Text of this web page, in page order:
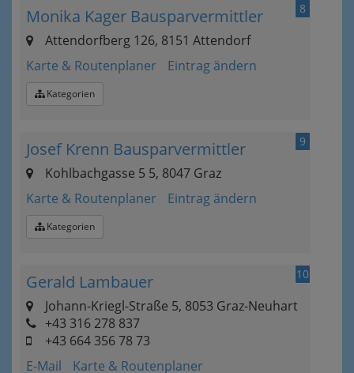
8
Monika Kager Bausparvermittler
Attendorfberg 126, 8151 Attendorf
Karte & Routenplaner
Eintrag ändern
Kategorien
9
Josef Krenn Bausparvermittler
Kohlbachgasse 5 5, 8047 Graz
Karte & Routenplaner
Eintrag ändern
Kategorien
10
Gerald Lambauer
Johann-Kriegl-Straße 5, 8053 Graz-Neuhart
+43 316 278 837
+43 664 356 78 73
E-Mail
Karte & Routenplaner